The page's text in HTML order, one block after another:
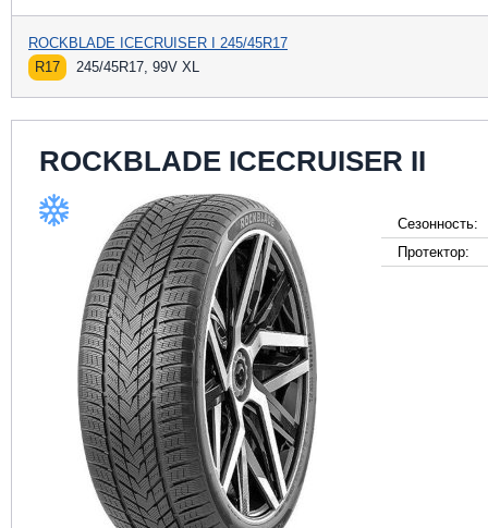
ROCKBLADE ICECRUISER I 245/45R17
R17
245/45R17, 99V XL
ROCKBLADE ICECRUISER II
Сезонность:
Протектор: